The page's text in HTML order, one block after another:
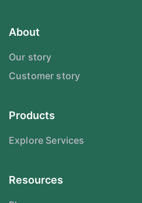
About
Our story
Customer story
Products
Explore Services
Resources